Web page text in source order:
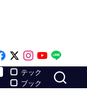
Like on Facebook
Follow on x
Follow on
Follow
テック
ブック